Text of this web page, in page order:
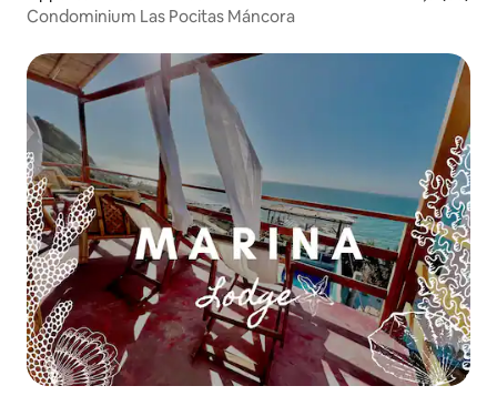
Condominium Las Pocitas Máncora